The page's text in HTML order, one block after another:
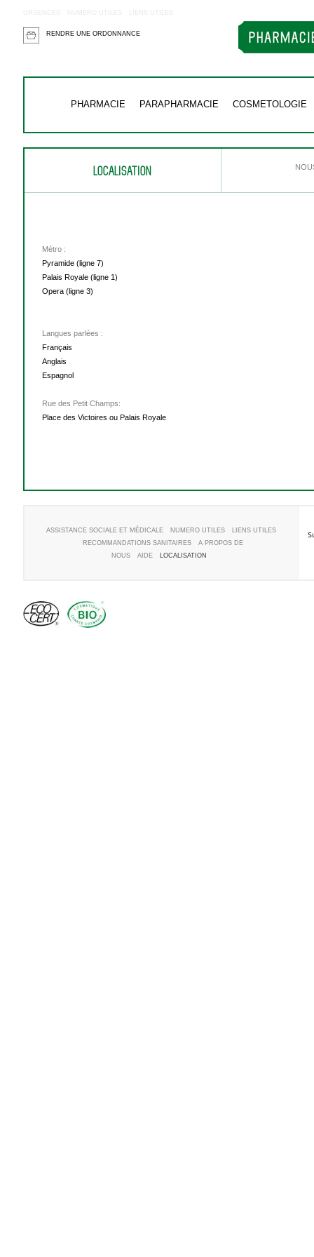
URGENCES NUMERO UTILES LIENS UTILES
RENDRE UNE ORDONNANCE
PHARMACIE PARAPHARMACIE COSMETOLOGIE
LOCALISATION
Métro :
Pyramide (ligne 7)
Palais Royale (ligne 1)
Opera (ligne 3)
Langues parlées :
Français
Anglais
Espagnol
Rue des Petit Champs:
Place des Victoires ou Palais Royale
ASSISTANCE SOCIALE ET MÉDICALE NUMERO UTILES
LIENS UTILES
RECOMMANDATIONS SANITAIRES
A PROPOS DE
NOUS
AIDE LOCALISATION